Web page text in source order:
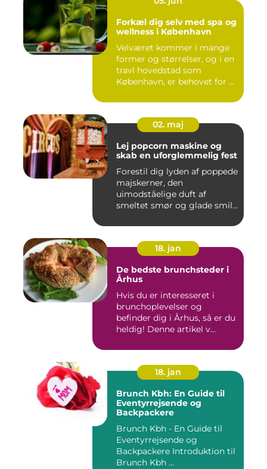
Forkæl dig selv med spa og
wellness i København
Velværet kommer i mange
former og størrelser, og i en
travl hovedstad som
København, er behovet for ...
02. maj
Lej popcorn maskine og
skab en uforglemmelig fest
Forestil dig lyden af poppede
majskerner, den
uimodståelige duft af
smeltet smør og glade smil,
18. jan
De bedste brunchsteder i
Århus
Hvis du er interesseret i
brunchoplevelser og
befinder dig i Århus, så er du
heldig! Denne artikel v...
18. jan
Brunch Kbh: En Guide til
Eventyrrejsende og
Backpackere
Brunch Kbh - En Guide til
Eventyrrejsende og
Backpackere Introduktion til
Brunch Kbh ...